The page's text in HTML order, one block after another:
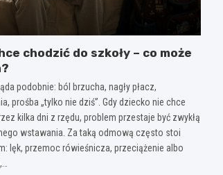
chodzić do szkoły – co może
podobnie: ból brzucha, nagły płacz,
prośba „tylko nie dziś”. Gdy dziecko nie chce
kilka dni z rzędu, problem przestaje być zwykłą
wstawania. Za taką odmową często stoi
lęk, przemoc rówieśnicza, przeciążenie albo